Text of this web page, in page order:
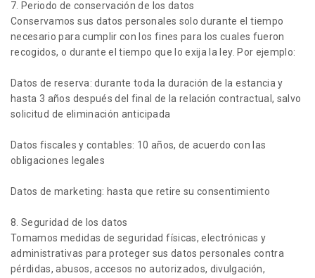
7. Periodo de conservación de los datos
Conservamos sus datos personales solo durante el tiempo
necesario para cumplir con los fines para los cuales fueron
recogidos, o durante el tiempo que lo exija la ley. Por ejemplo:
Datos de reserva: durante toda la duración de la estancia y
hasta 3 años después del final de la relación contractual, salvo
solicitud de eliminación anticipada
Datos fiscales y contables: 10 años, de acuerdo con las
obligaciones legales
Datos de marketing: hasta que retire su consentimiento
8. Seguridad de los datos
Tomamos medidas de seguridad físicas, electrónicas y
administrativas para proteger sus datos personales contra
pérdidas, abusos, accesos no autorizados, divulgación,